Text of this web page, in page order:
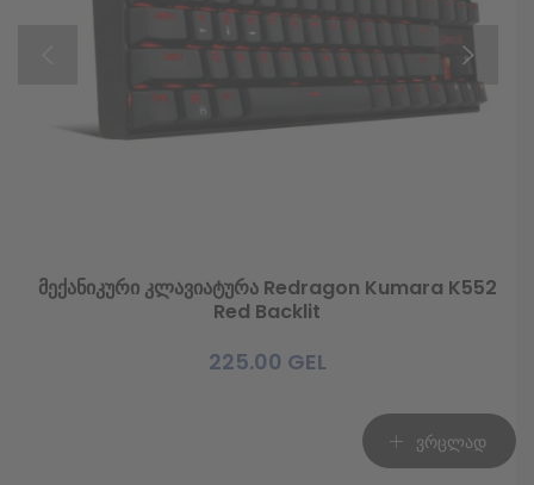
ვრცლად
მექანიკური კლავიატურა Redragon Kumara K552
Red Backlit
225.00 GEL